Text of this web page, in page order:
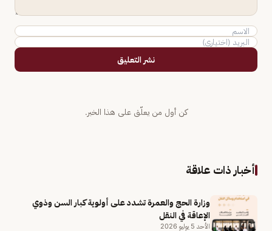
نشر التعليق
كن أول من يعلّق على هذا الخبر.
أخبار ذات علاقة
وزارة الحج والعمرة تشدد على أولوية كبار السن وذوي
الإعاقة في النقل
الأحد 5 يوليو 2026